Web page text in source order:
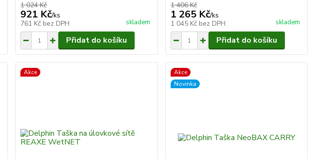
1 024 Kč
921 Kč/ks
761 Kč bez DPH skladem
Přidat do košíku
1 406 Kč
1 265 Kč/ks
1 045 Kč bez DPH skladem
Přidat do košíku
Akce
Akce
Novinka